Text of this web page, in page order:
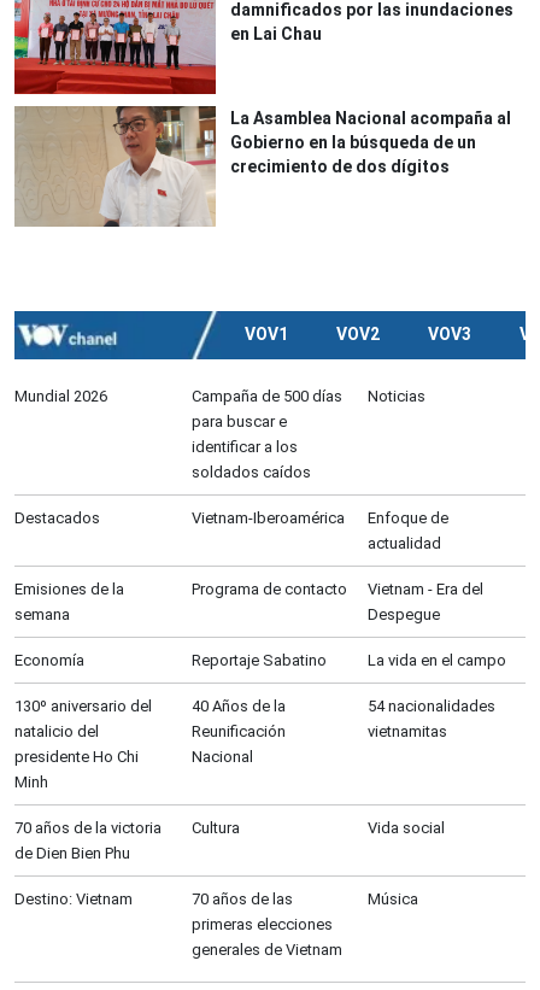
damnificados por las inundaciones
en Lai Chau
La Asamblea Nacional acompaña al
Gobierno en la búsqueda de un
crecimiento de dos dígitos
VOV1 VOV2 VOV3
Mundial 2026
Campaña de 500 días
para buscar e
identificar a los
soldados caídos
Noticias
Destacados Vietnam-Iberoamérica
Enfoque de
actualidad
Emisiones de la
semana
Programa de contacto
Vietnam - Era del
Despegue
Economía Reportaje Sabatino La vida en el campo
130º aniversario del
natalicio del
presidente Ho Chi
Minh
40 Años de la
Reunificación
Nacional
54 nacionalidades
vietnamitas
70 años de la victoria
de Dien Bien Phu
Cultura Vida social
Destino: Vietnam
70 años de las
primeras elecciones
generales de Vietnam
Música